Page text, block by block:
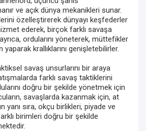
ve açık dünya mekanikleri sunar.
özelleştirerek dünyayı keşfederler
ederek, birçok farklı savaşa
ordularını yöneterek, müttefikler
krallıklarını genişletebilirler.
savaş unsurlarını bir araya
farklı savaş taktiklerini
doğru bir şekilde yönetmek için
savaşlarda kazanmak için, at
yanı sıra, okçu birlikleri, piyade ve
birimleri doğru bir şekilde